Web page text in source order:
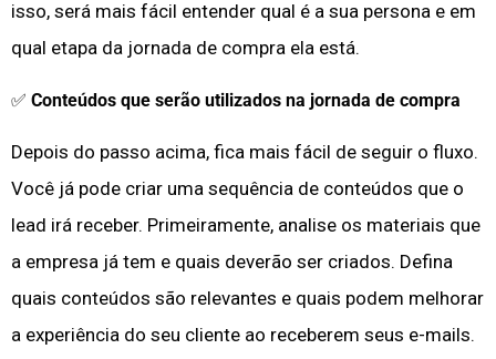
isso, será mais fácil entender qual é a sua persona e em
qual etapa da jornada de compra ela está.
✅ Conteúdos que serão utilizados na jornada de compra
Depois do passo acima, fica mais fácil de seguir o fluxo.
Você já pode criar uma sequência de conteúdos que o
lead irá receber. Primeiramente, analise os materiais que
a empresa já tem e quais deverão ser criados. Defina
quais conteúdos são relevantes e quais podem melhorar
a experiência do seu cliente ao receberem seus e-mails.